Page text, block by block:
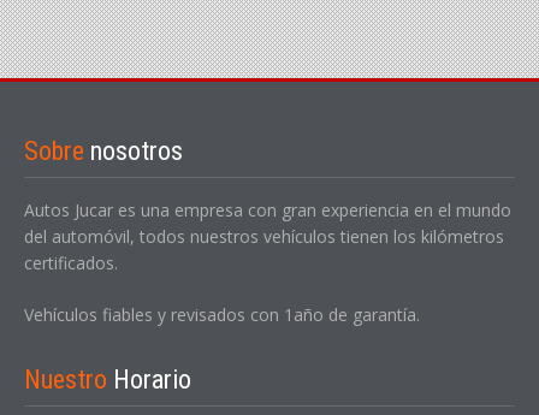
Sobre nosotros
Autos Jucar es una empresa con gran experiencia en el mundo
del automóvil, todos nuestros vehículos tienen los kilómetros
certificados.
Vehículos fiables y revisados con 1año de garantía.
Nuestro Horario